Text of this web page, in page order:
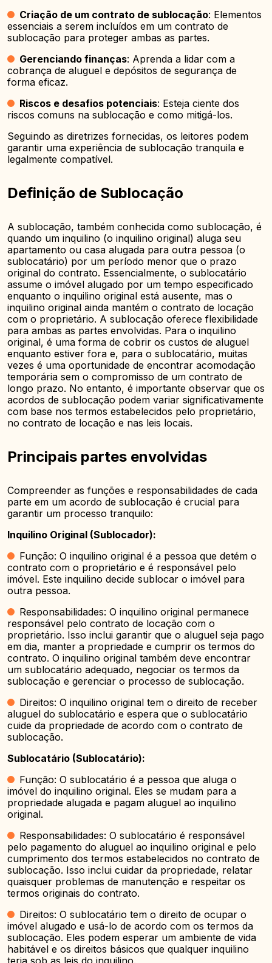
Criação de um contrato de sublocação: Elementos
essenciais a serem incluídos em um contrato de
sublocação para proteger ambas as partes.
Gerenciando finanças: Aprenda a lidar com a
cobrança de aluguel e depósitos de segurança de
forma eficaz.
Riscos e desafios potenciais: Esteja ciente dos
riscos comuns na sublocação e como mitigá-los.
Seguindo as diretrizes fornecidas, os leitores podem
garantir uma experiência de sublocação tranquila e
legalmente compatível.
Definição de Sublocação
A sublocação, também conhecida como sublocação, é
quando um inquilino (o inquilino original) aluga seu
apartamento ou casa alugada para outra pessoa (o
sublocatário) por um período menor que o prazo
original do contrato. Essencialmente, o sublocatário
assume o imóvel alugado por um tempo especificado
enquanto o inquilino original está ausente, mas o
inquilino original ainda mantém o contrato de locação
com o proprietário. A sublocação oferece flexibilidade
para ambas as partes envolvidas. Para o inquilino
original, é uma forma de cobrir os custos de aluguel
enquanto estiver fora e, para o sublocatário, muitas
vezes é uma oportunidade de encontrar acomodação
temporária sem o compromisso de um contrato de
longo prazo. No entanto, é importante observar que os
acordos de sublocação podem variar significativamente
com base nos termos estabelecidos pelo proprietário,
no contrato de locação e nas leis locais.
Principais partes envolvidas
Compreender as funções e responsabilidades de cada
parte em um acordo de sublocação é crucial para
garantir um processo tranquilo:
Inquilino Original (Sublocador):
Função: O inquilino original é a pessoa que detém o
contrato com o proprietário e é responsável pelo
imóvel. Este inquilino decide sublocar o imóvel para
outra pessoa.
Responsabilidades: O inquilino original permanece
responsável pelo contrato de locação com o
proprietário. Isso inclui garantir que o aluguel seja pago
em dia, manter a propriedade e cumprir os termos do
contrato. O inquilino original também deve encontrar
um sublocatário adequado, negociar os termos da
sublocação e gerenciar o processo de sublocação.
Direitos: O inquilino original tem o direito de receber
aluguel do sublocatário e espera que o sublocatário
cuide da propriedade de acordo com o contrato de
sublocação.
Sublocatário (Sublocatário):
Função: O sublocatário é a pessoa que aluga o
imóvel do inquilino original. Eles se mudam para a
propriedade alugada e pagam aluguel ao inquilino
original.
Responsabilidades: O sublocatário é responsável
pelo pagamento do aluguel ao inquilino original e pelo
cumprimento dos termos estabelecidos no contrato de
sublocação. Isso inclui cuidar da propriedade, relatar
quaisquer problemas de manutenção e respeitar os
termos originais do contrato.
Direitos: O sublocatário tem o direito de ocupar o
imóvel alugado e usá-lo de acordo com os termos da
sublocação. Eles podem esperar um ambiente de vida
habitável e os direitos básicos que qualquer inquilino
teria sob as leis do inquilino.